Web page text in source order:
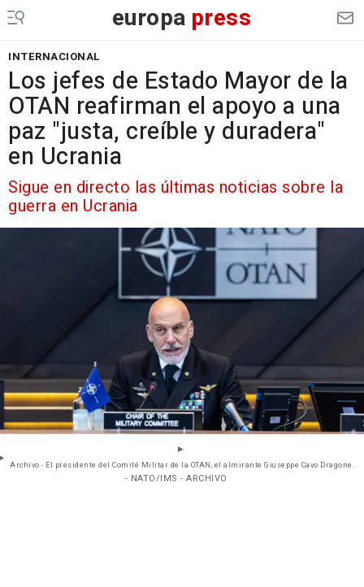
europa press
INTERNACIONAL
Los jefes de Estado Mayor de la
OTAN reafirman el apoyo a una
paz "justa, creíble y duradera"
en Ucrania
Sigue en directo las últimas noticias sobre la
guerra en Ucrania
Archivo - El presidente del Comité Militar de la OTAN, el almirante Giuseppe Cavo Dragone.
- NATO/IMS - ARCHIVO